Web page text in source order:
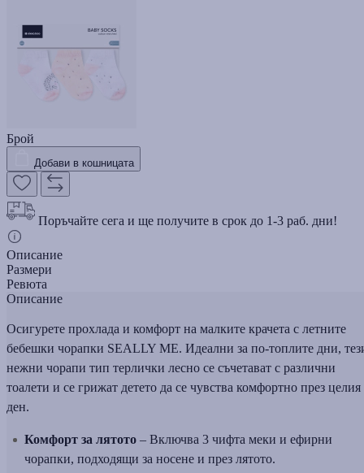
Брой
Добави в кошницата
Поръчайте сега и ще получите в срок до 1-3 раб. дни!
Описание
Размери
Ревюта
Описание
Осигурете прохлада и комфорт на малките крачета с летните
бебешки чорапки SEALLY ME. Идеални за по-топлите дни,
нежни чорапи тип терлички лесно се съчетават с различни
тоалети и се грижат детето да се чувства комфортно през целия
ден.
Комфорт за лятото – Включва 3 чифта меки и ефирни
чорапки, подходящи за носене и през лятото.